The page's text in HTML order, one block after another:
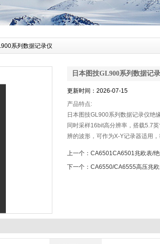
系列数据记录仪
日本图技GL900系列数据记
更新时间：2026-07-15
产品特点:
日本图技GL900系列数据记录仪绝
同时采样16bit高分辨率，搭载5.7
辨的波形，可作为X-Y记录器适用
上一个： CA6501CA6501兆欧表/
下一个： CA6550/CA6555高压兆